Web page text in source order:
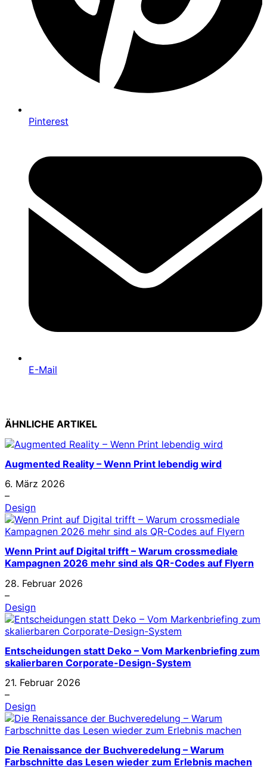
Pinterest
E-Mail
ÄHNLICHE ARTIKEL
Augmented Reality – Wenn Print lebendig wird
6. März 2026
–
Design
Wenn Print auf Digital trifft – Warum crossmediale
Kampagnen 2026 mehr sind als QR-Codes auf Flyern
28. Februar 2026
–
Design
Entscheidungen statt Deko – Vom Markenbriefing zum
skalierbaren Corporate-Design-System
21. Februar 2026
–
Design
Die Renaissance der Buchveredelung – Warum
Farbschnitte das Lesen wieder zum Erlebnis machen